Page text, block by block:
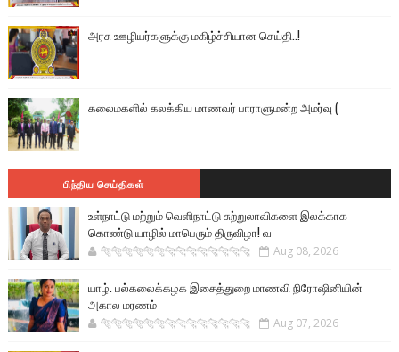
அரசு ஊழியர்களுக்கு மகிழ்ச்சியான செய்தி..!
கலைமகளில் கலக்கிய மாணவர் பாராளுமன்ற அமர்வு (
பிந்திய செய்திகள்
உள்நாட்டு மற்றும் வெளிநாட்டு சுற்றுலாவிகளை இலக்காக
கொண்டு யாழில் மாபெரும் திருவிழா! வ
🐅🐅🐅🐅🐅🐅🐆🐆🐆🐆🐆🐆🐆🐆 Aug 08, 2026
யாழ். பல்கலைக்கழக இசைத்துறை மாணவி நிரோஷினியின்
அகால மரணம்
🐅🐅🐅🐅🐅🐅🐆🐆🐆🐆🐆🐆🐆🐆 Aug 07, 2026